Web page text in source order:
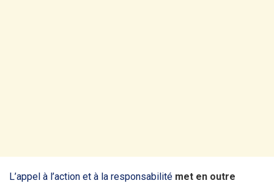
L’appel à l’action et à la responsabilité met en outre